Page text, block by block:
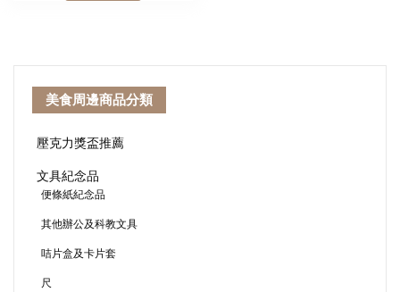
美食周邊商品分類
壓克力獎盃推薦
文具紀念品
便條紙紀念品
其他辦公及科教文具
咭片盒及卡片套
尺